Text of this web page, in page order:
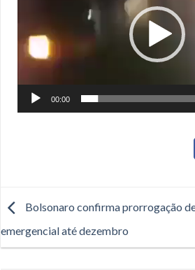
00:00
Bolsonaro confirma prorrogação
emergencial até dezembro